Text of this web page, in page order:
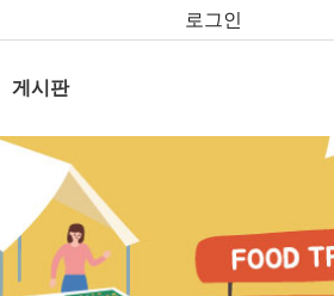
로그인
게시판